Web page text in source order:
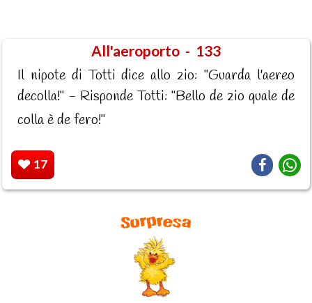
All'aeroporto - 133
Il nipote di Totti dice allo zio: "Guarda l'aereo
decolla!" - Risponde Totti: "Bello de zio quale de
colla è de fero!"
17